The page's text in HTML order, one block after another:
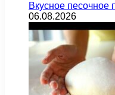
Вкусное песочное
06.08.2026